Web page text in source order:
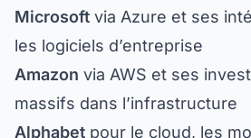
Microsoft via Azure et ses
les logiciels d’entreprise
Amazon via AWS et ses
massifs dans l’infrastructure
Alphabet pour le cloud, les